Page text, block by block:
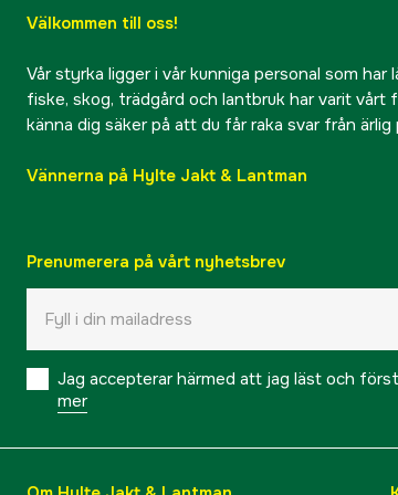
Välkommen till oss!
Vår styrka ligger i vår kunniga personal som
fiske, skog, trädgård och lantbruk har varit vårt
känna dig säker på att du får raka svar från
Vännerna på Hylte Jakt & Lantman
Prenumerera på vårt nyhetsbrev
Jag accepterar härmed att jag läst och
mer